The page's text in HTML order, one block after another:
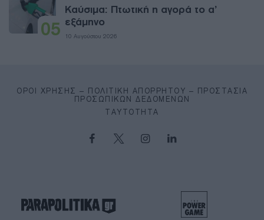
05
Καύσιμα: Πτωτική η αγορά το α’
εξάμηνο
10 Αυγούστου 2026
ΌΡΟΙ ΧΡΉΣΗΣ – ΠΟΛΙΤΙΚΉ ΑΠΟΡΡΉΤΟΥ – ΠΡΟΣΤΑΣΊΑ
ΠΡΟΣΩΠΙΚΏΝ ΔΕΔΟΜΈΝΩΝ
ΤΑΥΤΌΤΗΤΑ